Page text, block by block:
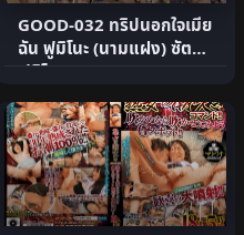
GOOD-032 ทริปนอกใจเมีย
ฉัน ฟูมิโนะ (นามแฝง) ซัตสึกิ
ฟูมิโนะ อายุ 31.